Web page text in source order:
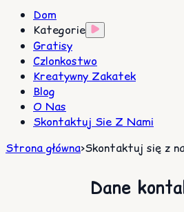
Dom
Kategorie
Gratisy
Czlonkostwo
Kreatywny Zakatek
Blog
O Nas
Skontaktuj Sie Z Nami
Strona główna>Skontaktuj się z
Dane